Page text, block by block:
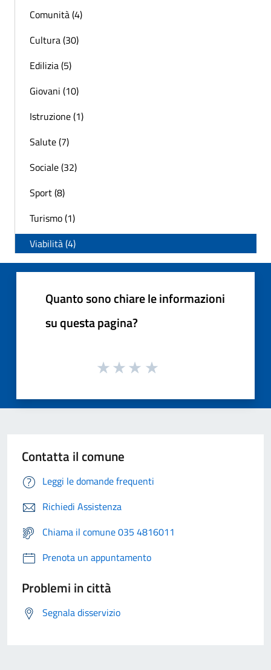
Comunità (4)
Cultura (30)
Edilizia (5)
Giovani (10)
Istruzione (1)
Salute (7)
Sociale (32)
Sport (8)
Turismo (1)
Viabilità (4)
Quanto sono chiare le informazioni
su questa pagina?
Contatta il comune
Leggi le domande frequenti
Richiedi Assistenza
Chiama il comune 035 4816011
Prenota un appuntamento
Problemi in città
Segnala disservizio